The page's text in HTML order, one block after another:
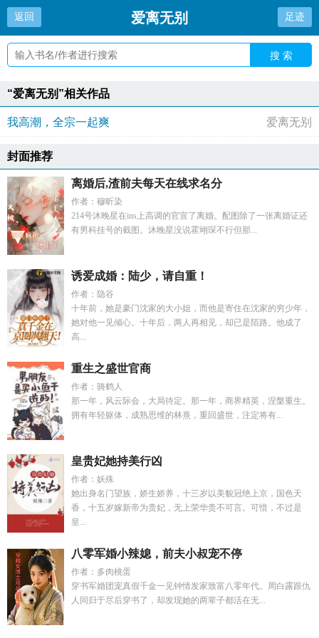
返回 爱离无别 足迹
搜 索
“爱离无别”相关作品
我高潮，全宗一起爽 爱离无别
封面推荐
离婚后,渣前夫每天在线求名分
作者：穆昕染
214号沐晚星在ins上高调的官宣了离婚。配图除了一张离婚证还
有男科挂号的截图。沐晚星没说霍翊琛不行但那...
诱爱成婚：陆少，请自重！
作者：隐谷
十年前，她是豪门沈家的大小姐，而他是寄住在沈家的穷少年，
她对他一见倾心。十年后，两人再相见，却已是陌路。他成了
高...
重生之盛世官商
作者：骑鹤人
那一年，风云际会，大局待定。那一年，商界精英，涅槃重生。
拥有年轻躯体，成熟思维的林熹，重回盛世，注定将有...
皇贵妃她持美行凶
作者：妖殊
她出身名门望族，娇生娇养，十三岁以美貌冠绝上京，国色天
香，十五岁嫁新帝为贵妃，无上荣华贵不可言。可惜，不过是
皇...
八零军婚小辣媳，前夫小叔宠不停
作者：多肉桃蛋
穿书军婚团宠真假千金一见钟情发家致富八零年代。周白露跟仇
人同归于尽后穿书了，却发现她的两辈子都活在无...